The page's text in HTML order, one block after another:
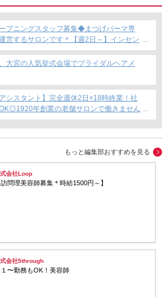
プニングスタッフ募集◆まつげパーマ専
営するサロンです＊【週2日～】インセン
大宮の人気挙式会場でブライダルヘアメ
シスタント】完全週休2日×18時終業！社
年創業の老舗サロンで働きません
もっと編集部おすすめを見る
会社Loop
訪問理美容師募集＊時給1500円～】
会社5through
〜勤務もOK！美容師